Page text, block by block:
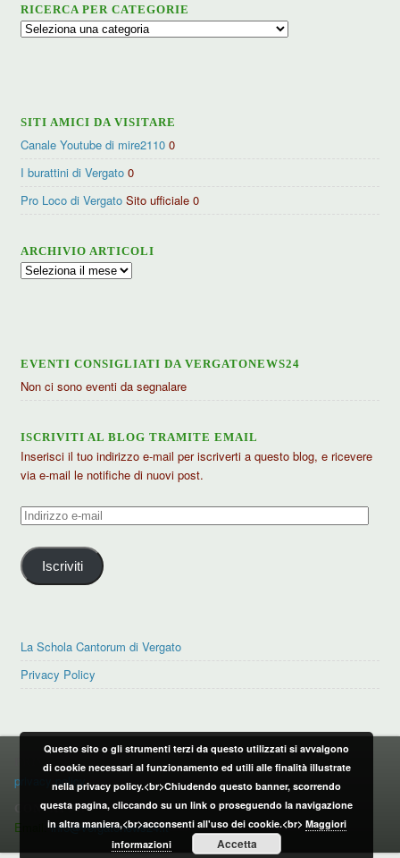
RICERCA PER CATEGORIE
Ricerca
SITI AMICI DA VISITARE
Canale Youtube di mire2110 0
I burattini di Vergato 0
Pro Loco di Vergato Sito ufficiale 0
ARCHIVIO ARTICOLI
Archivio
EVENTI CONSIGLIATI DA VERGATONEWS24
Non ci sono eventi da segnalare
ISCRIVITI AL BLOG TRAMITE EMAIL
Inserisci il tuo indirizzo e-mail per iscriverti a questo blog, e ricevere
via e-mail le notifiche di nuovi post.
Indirizzo
mail
Iscriviti
La Schola Cantorum di Vergato
Privacy Policy
PRIVACY POLICY
privacy policy
CONTATTI:
Email:info@vergatonews24.it
Questo sito o gli strumenti terzi da questo utilizzati si avvalgono
di cookie necessari al funzionamento ed utili alle finalità illustrate
nella privacy policy.<br>Chiudendo questo banner, scorrendo
questa pagina, cliccando su un link o proseguendo la navigazione
in altra maniera,<br>acconsenti all'uso dei cookie.<br> Maggiori
informazioni
Accetta